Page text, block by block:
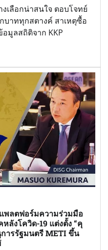
เลือกน่าสนใจ ตอบโจทย์
บาททุกสตางค์ สาเหตุซื้อ
มูลสถิติจาก KKP
พลตฟอร์มความร่วมมือ
ลังโควิด-19 แต่งตั้ง “คุ
การรัฐมนตรี METI ขึ้น